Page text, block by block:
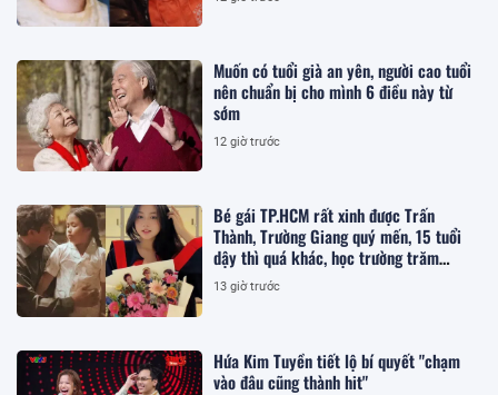
Muốn có tuổi già an yên, người cao tuổi
nên chuẩn bị cho mình 6 điều này từ
sớm
12 giờ trước
Bé gái TP.HCM rất xinh được Trấn
Thành, Trường Giang quý mến, 15 tuổi
dậy thì quá khác, học trường trăm
triệu/năm
13 giờ trước
Hứa Kim Tuyền tiết lộ bí quyết "chạm
vào đâu cũng thành hit"